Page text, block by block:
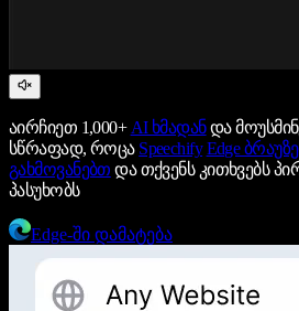
აირჩიეთ 1,000+ AI ხმადანდა
სწრაფად, როცა Speechify Edge
გახმოვანებთ და თქვენს კითხვებს
პასუხობს
Edge-ში დამატება